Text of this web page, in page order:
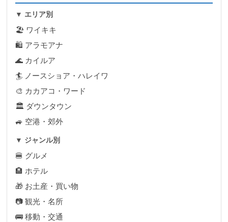
▼ エリア別
🏖 ワイキキ
🛍 アラモアナ
🌊 カイルア
🏄 ノースショア・ハレイワ
🎨 カカアコ・ワード
🏛 ダウンタウン
🚙 空港・郊外
▼ ジャンル別
🍔 グルメ
🏨 ホテル
🎁 お土産・買い物
📷 観光・名所
🚌 移動・交通